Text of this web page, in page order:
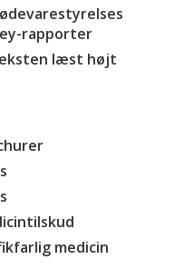
rapporter
læst højt
medicin